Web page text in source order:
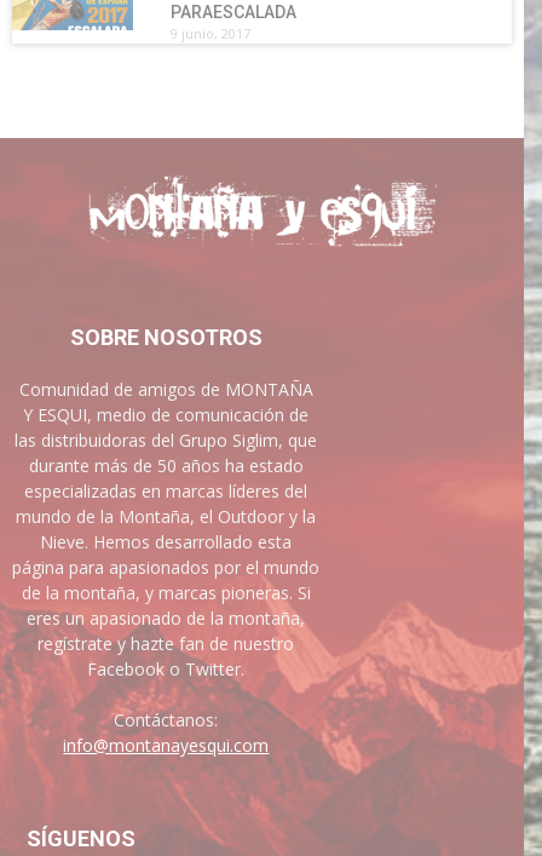
PARAESCALADA
9 junio, 2017
SOBRE NOSOTROS
Comunidad de amigos de MONTAÑA
Y ESQUI, medio de comunicación de
las distribuidoras del Grupo Siglim, que
durante más de 50 años ha estado
especializadas en marcas líderes del
mundo de la Montaña, el Outdoor y la
Nieve. Hemos desarrollado esta
página para apasionados por el mundo
de la montaña, y marcas pioneras. Si
eres un apasionado de la montaña,
regístrate y hazte fan de nuestro
Facebook o Twitter.
Contáctanos:
info@montanayesqui.com
SÍGUENOS